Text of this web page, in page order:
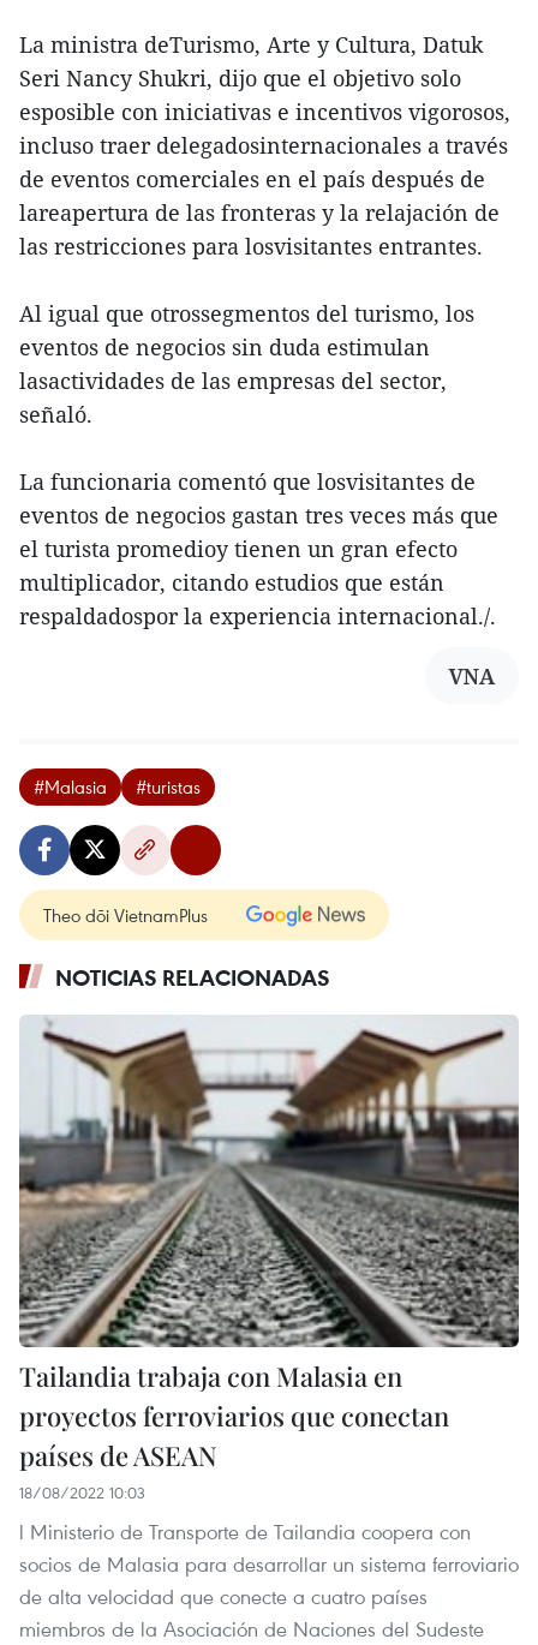
La ministra deTurismo, Arte y Cultura, Datuk
Seri Nancy Shukri, dijo que el objetivo solo
esposible con iniciativas e incentivos vigorosos,
incluso traer delegadosinternacionales a través
de eventos comerciales en el país después de
lareapertura de las fronteras y la relajación de
las restricciones para losvisitantes entrantes.
Al igual que otrossegmentos del turismo, los
eventos de negocios sin duda estimulan
lasactividades de las empresas del sector,
señaló.
La funcionaria comentó que losvisitantes de
eventos de negocios gastan tres veces más que
el turista promedioy tienen un gran efecto
multiplicador, citando estudios que están
respaldadospor la experiencia internacional./.
VNA
#Malasia #turistas
Theo dõi VietnamPlus
NOTICIAS RELACIONADAS
Tailandia trabaja con Malasia en
proyectos ferroviarios que conectan
países de ASEAN
18/08/2022 10:03
l Ministerio de Transporte de Tailandia coopera con
socios de Malasia para desarrollar un sistema ferroviario
de alta velocidad que conecte a cuatro países
miembros de la Asociación de Naciones del Sudeste